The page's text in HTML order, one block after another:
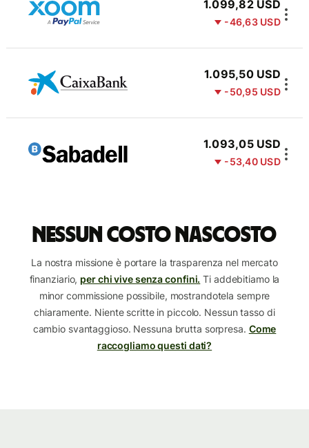
1.099,82 USD
-46,63 USD
1.095,50 USD
-50,95 USD
1.093,05 USD
-53,40 USD
Nessun costo nascosto
La nostra missione è portare la trasparenza nel mercato
finanziario, per chi vive senza confini. Ti addebitiamo la
minor commissione possibile, mostrandotela sempre
chiaramente. Niente scritte in piccolo. Nessun tasso di
cambio svantaggioso. Nessuna brutta sorpresa. Come
raccogliamo questi dati?